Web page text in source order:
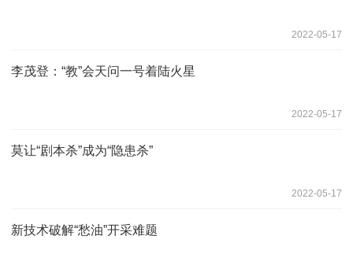
2022-05-17
李茂登：“教”会天问一号着陆火星
2022-05-17
莫让“剧本杀”成为“隐患杀”
2022-05-17
新技术破解“愁油”开采难题